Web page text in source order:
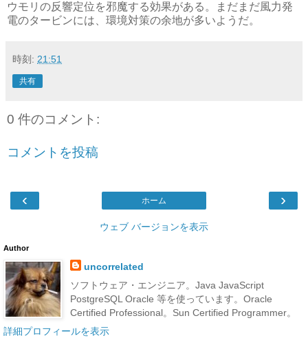
ウモリの反響定位を邪魔する効果がある。まだまだ風力発
電のタービンには、環境対策の余地が多いようだ。
時刻: 21:51
共有
0 件のコメント:
コメントを投稿
‹ ›
ホーム
ウェブ バージョンを表示
Author
uncorrelated
ソフトウェア・エンジニア。Java JavaScript
PostgreSQL Oracle 等を使っています。Oracle
Certified Professional。Sun Certified Programmer。
詳細プロフィールを表示